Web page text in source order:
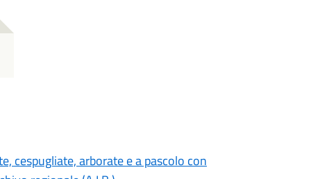
cespugliate, arborate e a pascolo con